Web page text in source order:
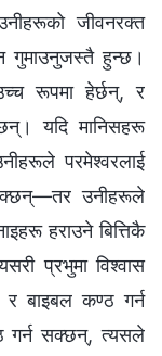
जीवनरक्त
गुमाउनुजस्तै हुन्छ।
रूपमा हेर्छन्, र
यदि मानिसहरू
परमेश्‍वरलाई
उनीहरूले
हराउने बित्तिकै
प्रभुमा विश्‍वास
र बाइबल कण्ठ गर्न
गर्न सक्छन्, त्यसले